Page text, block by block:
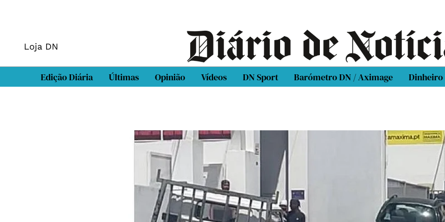
Loja DN
Edição Diária Últimas Opinião Vídeos DN Sport Barómetro DN / Aximage Dinheiro